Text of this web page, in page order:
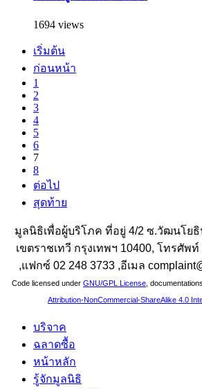
1694 views
เริ่มต้น
ก่อนหน้า
1
2
3
4
5
6
7
8
ต่อไป
สุดท้าย
มูลนิธิเพื่อผู้บริโภค ที่อยู่ 4/2 ซ.วัฒนโย
เขตราชเทวี กรุงเทพฯ 10400, โทรศัพท์
,แฟกซ์ 02 248 3733 ,อีเมล
Code licensed under GNU/GPL License ,
Attribution-NonCommercial-ShareAlike 4.0
บริจาค
ฉลาดซื้อ
หน้าหลัก
รู้จักมูลนิธิ